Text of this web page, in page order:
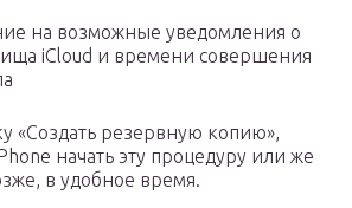
на возможные уведомления о
iCloud и времени совершения
«Создать резервную копию»,
начать эту процедуру или же
в удобное время.